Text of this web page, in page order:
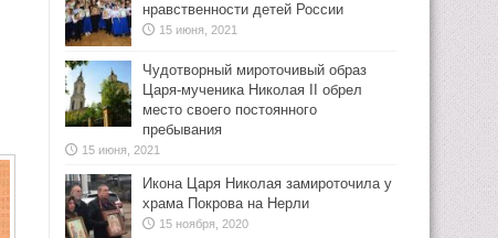
нравственности детей России
15 июня, 2021
Чудотворный мироточивый образ
Царя-мученика Николая II обрел
место своего постоянного
пребывания
15 июня, 2021
Икона Царя Николая замироточила у
храма Покрова на Нерли
15 ноября, 2020